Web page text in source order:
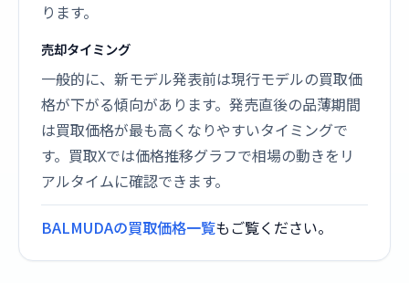
ります。
売却タイミング
一般的に、新モデル発表前は現行モデルの買取価
格が下がる傾向があります。発売直後の品薄期間
は買取価格が最も高くなりやすいタイミングで
す。買取Xでは価格推移グラフで相場の動きをリ
アルタイムに確認できます。
BALMUDAの買取価格一覧もご覧ください。